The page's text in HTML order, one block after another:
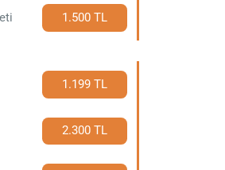
1.500 TL
1.199 TL
2.300 TL